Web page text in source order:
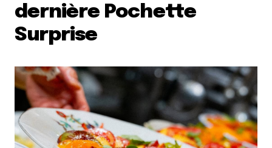
dernière Pochette
Surprise